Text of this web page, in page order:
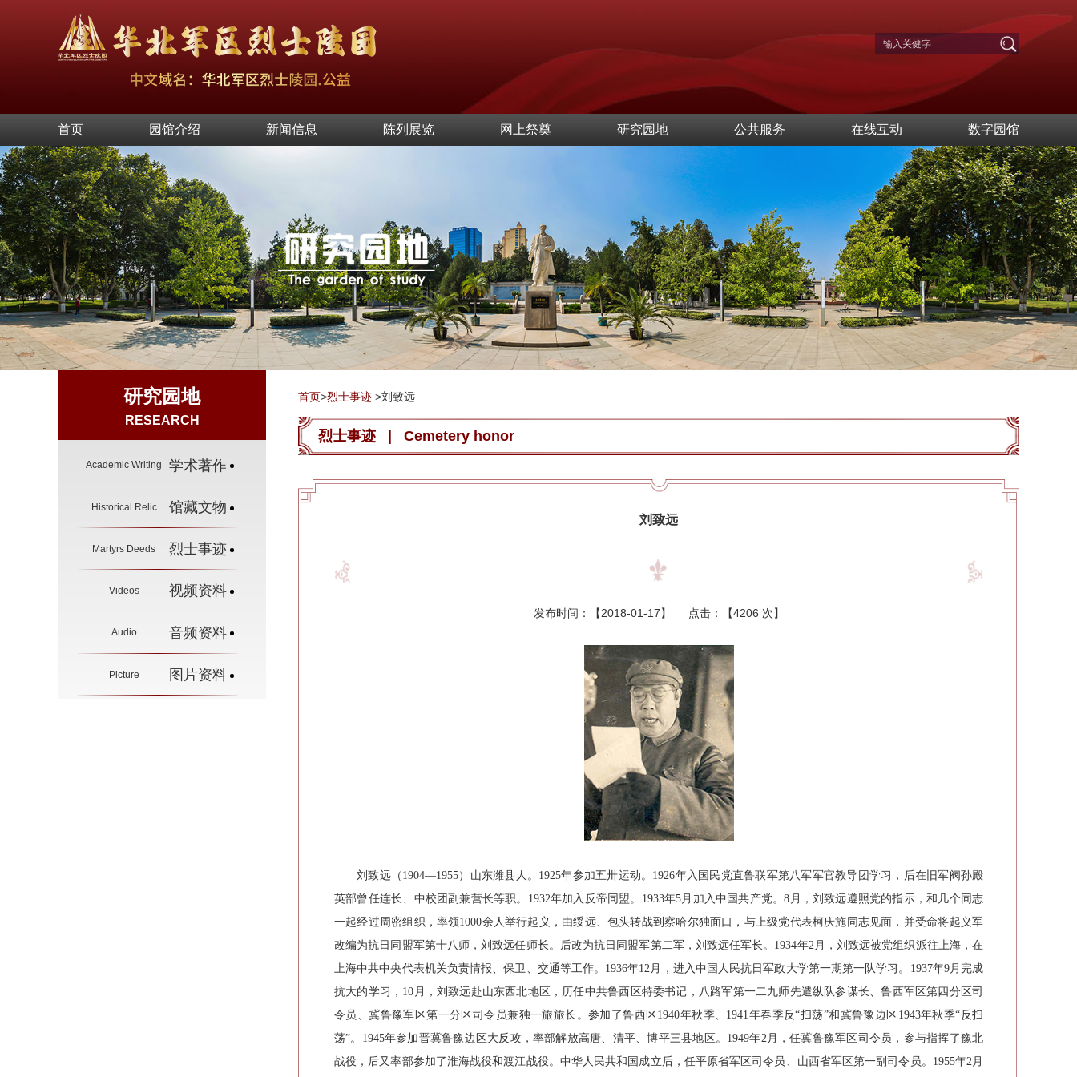
首页 园馆介绍 新闻信息 陈列展览 网上祭奠 研究园地 公共服务 在线互动 数字园馆
研究园地
RESEARCH
Academic Writing 学术著作
Historical Relic 馆藏文物
Martyrs Deeds 烈士事迹
Videos 视频资料
Audio 音频资料
Picture 图片资料
首页>烈士事迹 >刘致远
烈士事迹 Cemetery honor
刘致远
发布时间：【2018-01-17】 点击：【4206 次】
刘致远（1904—1955）山东潍县人。1925年参加五卅运动。1926年入国民党直鲁联军第八军军官教导团学习，后在旧军阀孙殿
英部曾任连长、中校团副兼营长等职。1932年加入反帝同盟。1933年5月加入中国共产党。8月，刘致远遵照党的指示，和几个同志
一起经过周密组织，率领1000余人举行起义，由绥远、包头转战到察哈尔独面口，与上级党代表柯庆施同志见面，并受命将起义军
改编为抗日同盟军第十八师，刘致远任师长。后改为抗日同盟军第二军，刘致远任军长。1934年2月，刘致远被党组织派往上海，在
上海中共中央代表机关负责情报、保卫、交通等工作。1936年12月，进入中国人民抗日军政大学第一期第一队学习。1937年9月完成
抗大的学习，10月，刘致远赴山东西北地区，历任中共鲁西区特委书记，八路军第一二九师先遣纵队参谋长、鲁西军区第四分区司
令员、冀鲁豫军区第一分区司令员兼独一旅旅长。参加了鲁西区1940年秋季、1941年春季反“扫荡”和冀鲁豫边区1943年秋季“反扫
荡”。1945年参加晋冀鲁豫边区大反攻，率部解放高唐、清平、博平三县地区。1949年2月，任冀鲁豫军区司令员，参与指挥了豫北
战役，后又率部参加了淮海战役和渡江战役。中华人民共和国成立后，任平原省军区司令员、山西省军区第一副司令员。1955年2月